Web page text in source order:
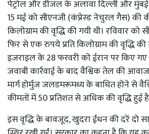
पेट्रोल और डीजल के अलावा दिल्ली और
15 मई को सीएनजी (कंप्रेस्ड नेचुरल गैस) की
किलोग्राम की वृद्धि की गयी थी। रविवार
फिर से एक रुपये प्रति किलोग्राम की वृद्धि
इजराइल के 28 फरवरी को ईरान पर किए
जवाबी कार्रवाई के बाद वैश्विक तेल की
मार्ग होर्मुज जलडमरूमध्य के बाधित होने से
कीमतों में 50 प्रतिशत से अधिक की वृद्धि हुई
इस वृद्धि के बावजूद, खुदरा ईंधन की दरें दो